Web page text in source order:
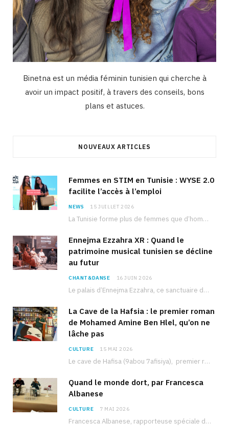
Binetna est un média féminin tunisien qui cherche à
avoir un impact positif, à travers des conseils, bons
plans et astuces.
NOUVEAUX ARTICLES
Femmes en STIM en Tunisie : WYSE 2.0
facilite l’accès à l’emploi
NEWS 15 JUILLET 2026
La Tunisie forme plus de femmes que d’hommes dans les filières scientifiques. Pourtant, pour beaucoup…
Ennejma Ezzahra XR : Quand le
patrimoine musical tunisien se décline
au futur
CHANT&DANSE 16 JUIN 2026
Le palais d’Ennejma Ezzahra, ce sanctuaire de la musique tunisienne et méditerranéenne construit par le…
La Cave de la Hafsia : le premier roman
de Mohamed Amine Ben Hlel, qu’on ne
lâche pas
CULTURE 15 MAI 2026
Le cave de Hafisa (9abou 7afisiya), premier roman du journaliste tunisien Mohamed Amine Ben Hlel,…
Quand le monde dort, par Francesca
Albanese
CULTURE 7 MAI 2026
Francesca Albanese, rapporteuse spéciale de l’ONU sur les territoires palestiniens occupés, était à Tunis pour…